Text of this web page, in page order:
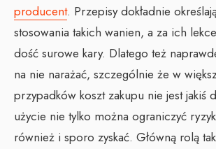
producent. Przepisy dokładnie
stosowania takich wanien, a za ich
dość surowe kary. Dlatego też
na nie narażać, szczególnie że w
przypadków koszt zakupu nie jest jakiś
użycie nie tylko można ograniczyć
również i sporo zyskać. Główną rolą